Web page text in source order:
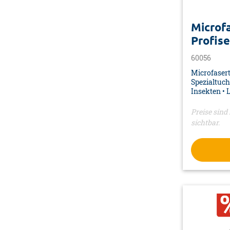
60056
Spezialtuch
Insekten •
Preise
sichtbar.